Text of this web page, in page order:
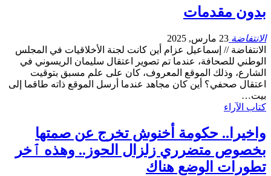
بدون مقدمات
الانتفاضة 23 مارس, 2025
الانتفاضة // إسماعيل عزام أين كانت لجنة الأخلاقيات في المجلس
الوطني للصحافة، عندما تم تصوير اعتقال سليمان الريسوني في
الشارع، وذلك الموقع المعروف، كان على علم مسبق بتوقيت
اعتقال صحفي؟ أين كان مجاهد عندما أرسل الموقع ذاته طاقما إلى
بيت…
كتاب الآراء
واخيرا.. حكومة أخنوش تخرج عن صمتها
بخصوص متضرري زلزال الحوز.. وهذه ٱخر
تطورات الوضع هناك